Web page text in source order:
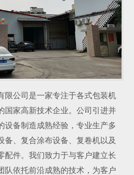
限公司是一家专注于各式包装机
国家高新技术企业。公司引进并
设备制造成熟经验，专业生产多
备、复合涂布设备、复卷机以及
配件。我们致力于与客户建立长
队依托前沿成熟的技术，为客户